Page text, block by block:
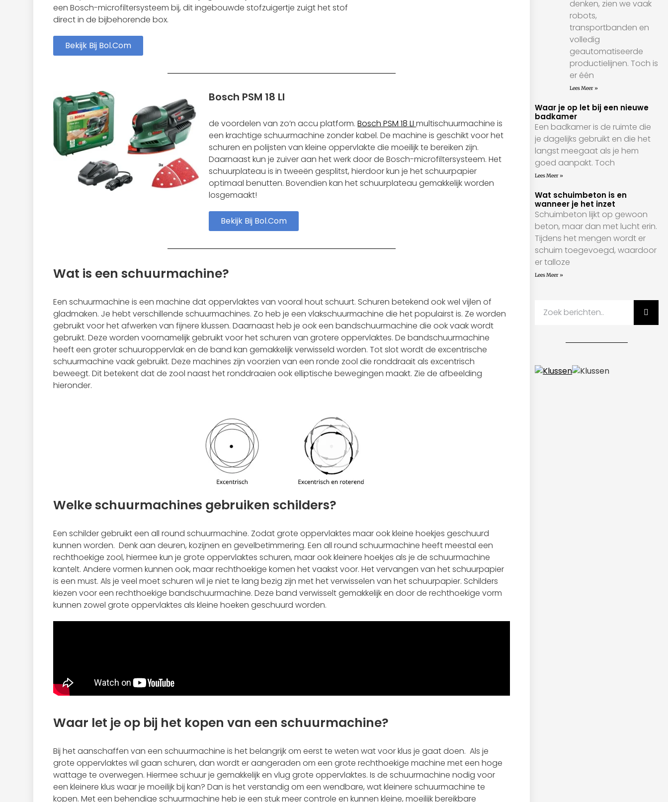
een Bosch-microfiltersysteem bij, dit ingebouwde stofzuigertje zuigt het stof
direct in de bijbehorende box.
Bekijk Bij Bol.com
Bosch PSM 18 LI
de voordelen van zo’n accu platform.Bosch PSM 18 LImultischuurmachine is
een krachtige schuurmachine zonder kabel. De machine is geschikt voor het
schuren en polijsten van kleine oppervlakte die moeilijk te bereiken zijn.
Daarnaast kun je zuiver aan het werk door de Bosch-microfiltersysteem. Het
schuurplateau is in tweeën gesplitst, hierdoor kun je het schuurpapier
optimaal benutten. Bovendien kan het schuurplateau gemakkelijk worden
losgemaakt!
Bekijk Bij Bol.com
Wat is een schuurmachine?
Een schuurmachine is een machine dat oppervlaktes van vooral hout schuurt. Schuren betekend ook wel vijlen of
gladmaken. Je hebt verschillende schuurmachines. Zo heb je een vlakschuurmachine die het populairst is. Ze worden
gebruikt voor het afwerken van fijnere klussen. Daarnaast heb je ook een bandschuurmachine die ook vaak wordt
gebruikt. Deze worden voornamelijk gebruikt voor het schuren van grotere oppervlaktes. De bandschuurmachine
heeft een groter schuuroppervlak en de band kan gemakkelijk verwisseld worden. Tot slot wordt de excentrische
schuurmachine vaak gebruikt. Deze machines zijn voorzien van een ronde zool die ronddraait als excentrisch
beweegt. Dit betekent dat de zool naast het ronddraaien ook elliptische bewegingen maakt. Zie de afbeelding
hieronder.
Welke schuurmachines gebruiken schilders?
Een schilder gebruikt een all round schuurmachine. Zodat grote oppervlaktes maar ook kleine hoekjes geschuurd
kunnen worden. Denk aan deuren, kozijnen en gevelbetimmering. Een all round schuurmachine heeft meestal een
rechthoekige zool, hiermee kun je grote oppervlaktes schuren, maar ook kleinere hoekjes als je de schuurmachine
kantelt. Andere vormen kunnen ook, maar rechthoekige komen het vaakst voor. Het vervangen van het schuurpapier
is een must. Als je veel moet schuren wil je niet te lang bezig zijn met het verwisselen van het schuurpapier. Schilders
kiezen voor een rechthoekige bandschuurmachine. Deze band verwisselt gemakkelijk en door de rechthoekige vorm
kunnen zowel grote oppervlaktes als kleine hoeken geschuurd worden.
Waar let je op bij het kopen van een schuurmachine?
Bij het aanschaffen van een schuurmachine is het belangrijk om eerst te weten wat voor klus je gaat doen. Als je
grote oppervlaktes wil gaan schuren, dan wordt er aangeraden om een grote rechthoekige machine met een hoge
wattage te overwegen. Hiermee schuur je gemakkelijk en vlug grote oppervlaktes. Is de schuurmachine nodig voor
een kleinere klus waar je moeilijk bij kan? Dan is het verstandig om een wendbare, wat kleinere schuurmachine te
kopen. Met een behendige schuurmachine heb je een stuk meer controle en kunnen kleine, moeilijk bereikbare
denken, zien we vaak
robots,
transportbanden en
volledig
geautomatiseerde
productielijnen. Toch is
er één
Lees Meer »
Waar je op let bij een nieuwe
badkamer
Een badkamer is de ruimte die
je dagelijks gebruikt en die het
langst meegaat als je hem
goed aanpakt. Toch
Lees Meer »
Wat schuimbeton is en
wanneer je het inzet
Schuimbeton lijkt op gewoon
beton, maar dan met lucht erin.
Tijdens het mengen wordt er
schuim toegevoegd, waardoor
er talloze
Lees Meer »